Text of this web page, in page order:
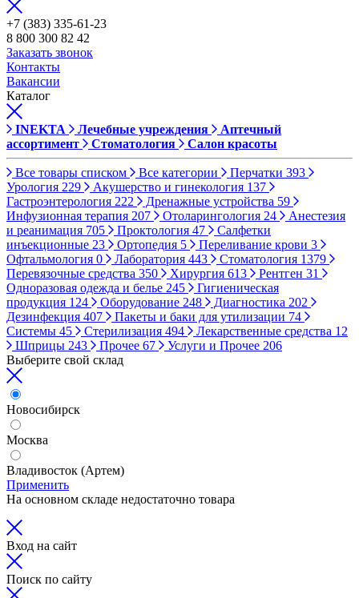
+7 (383) 335-61-23
8 800 300 82 42
Заказать звонок
Контакты
Вакансии
Каталог
INEKTA Лечебные учреждения
Аптечный
ассортимент
Стоматология Салон красоты
Все товары списком Все категории Перчатки 393
Урология 229 Акушерство и гинекология 137
Гастроэнтерология 222 Дренажные устройства 59
Инфузионная терапия 207 Отоларингология 24
Анестезия
и реанимация 705 Проктология 47
Салфетки
инъекционные 23 Ортопедия 5 Переливание крови 3
Офтальмология 0 Лаборатория 443 Стоматология 1379
Перевязочные средства 350 Хирургия 613 Рентген 31
Одноразовая одежда и белье 245
Гигиеническая
продукция 124 Оборудование 248 Диагностика 202
Дезинфекция 407 Пакеты и баки для утилизации 74
Системы 45 Стерилизация 494 Лекарственные средства 12
Шприцы 243 Прочее 67 Услуги и Прочее 206
Выберите свой склад
Новосибирск
Москва
Владивосток (Артем)
Применить
На основном складе недостаточно товара
Вход на сайт
Поиск по сайту